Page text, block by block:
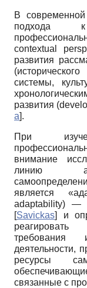
В
подхода к
contextual
развития
системы,
развития (
а].
При
внимание
линию
является
adaptability) —
[Savickas]
и
требования
деятельности,
ресурсы
связанные с